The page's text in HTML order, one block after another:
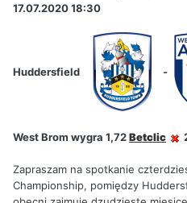
17.07.2020 18:30
Huddersfield -
West Brom wygra 1,72Betclic
Zapraszam na spotkanie
Championship, pomiędzy